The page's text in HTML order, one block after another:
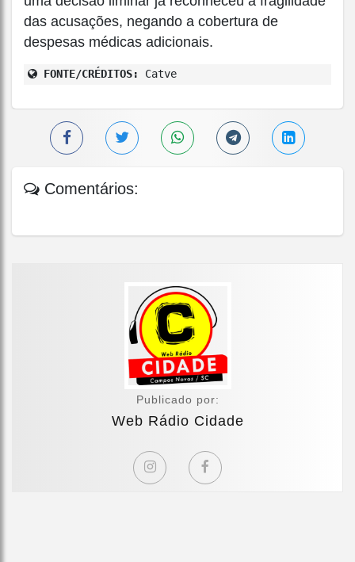
das acusações, negando a cobertura de
despesas médicas adicionais.
FONTE/CRÉDITOS: Catve
Comentários:
Publicado por:
Web Rádio Cidade